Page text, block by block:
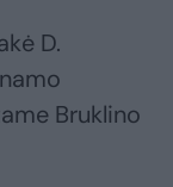
D.
Bruklino